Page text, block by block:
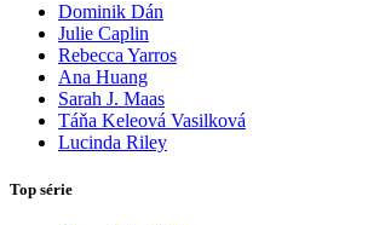
Dominik Dán
Julie Caplin
Rebecca Yarros
Ana Huang
Sarah J. Maas
Táňa Keleová Vasilková
Lucinda Riley
Top série